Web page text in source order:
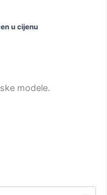
u cijenu
modele.